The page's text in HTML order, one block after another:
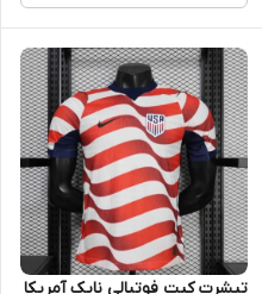
تیشرت کیت فوتبالی نایک آمریکا